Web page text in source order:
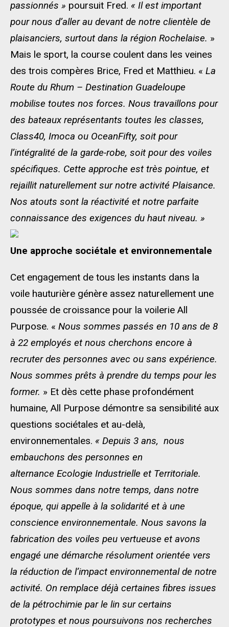
passionnés » poursuit Fred. « Il est important
pour nous d’aller au devant de notre clientèle de
plaisanciers, surtout dans la région Rochelaise. »
Mais le sport, la course coulent dans les veines
des trois compères Brice, Fred et Matthieu. « La
Route du Rhum – Destination Guadeloupe
mobilise toutes nos forces. Nous travaillons pour
des bateaux représentants toutes les classes,
Class40, Imoca ou OceanFifty, soit pour
l’intégralité de la garde-robe, soit pour des voiles
spécifiques. Cette approche est très pointue, et
rejaillit naturellement sur notre activité Plaisance.
Nos atouts sont la réactivité et notre parfaite
connaissance des exigences du haut niveau. »
Une approche sociétale et environnementale
Cet engagement de tous les instants dans la
voile hauturière génère assez naturellement une
poussée de croissance pour la voilerie All
Purpose. « Nous sommes passés en 10 ans de 8
à 22 employés et nous cherchons encore à
recruter des personnes avec ou sans expérience.
Nous sommes prêts à prendre du temps pour les
former. » Et dès cette phase profondément
humaine, All Purpose démontre sa sensibilité aux
questions sociétales et au-delà,
environnementales. « Depuis 3 ans, nous
embauchons des personnes en
alternance Ecologie Industrielle et Territoriale.
Nous sommes dans notre temps, dans notre
époque, qui appelle à la solidarité et à une
conscience environnementale. Nous savons la
fabrication des voiles peu vertueuse et avons
engagé une démarche résolument orientée vers
la réduction de l’impact environnemental de notre
activité. On remplace déjà certaines fibres issues
de la pétrochimie par le lin sur certains
prototypes et nous poursuivons nos recherches